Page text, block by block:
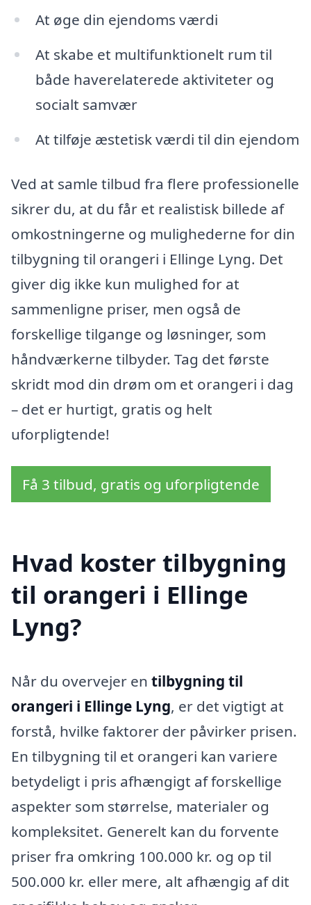
At øge din ejendoms værdi
At skabe et multifunktionelt rum til
både haverelaterede aktiviteter og
socialt samvær
At tilføje æstetisk værdi til din ejendom
Ved at samle tilbud fra flere professionelle
sikrer du, at du får et realistisk billede af
omkostningerne og mulighederne for din
tilbygning til orangeri i Ellinge Lyng. Det
giver dig ikke kun mulighed for at
sammenligne priser, men også de
forskellige tilgange og løsninger, som
håndværkerne tilbyder. Tag det første
skridt mod din drøm om et orangeri i dag
– det er hurtigt, gratis og helt
uforpligtende!
Få 3 tilbud, gratis og uforpligtende
Hvad koster tilbygning
til orangeri i Ellinge
Lyng?
Når du overvejer en tilbygning til
orangeri i Ellinge Lyng, er det vigtigt at
forstå, hvilke faktorer der påvirker prisen.
En tilbygning til et orangeri kan variere
betydeligt i pris afhængigt af forskellige
aspekter som størrelse, materialer og
kompleksitet. Generelt kan du forvente
priser fra omkring 100.000 kr. og op til
500.000 kr. eller mere, alt afhængig af dit